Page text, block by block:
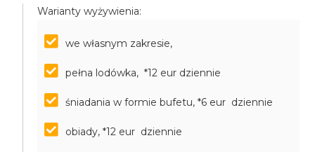
Warianty wyżywienia:
we własnym zakresie,
pełna lodówka, *12 eur dziennie
śniadania w formie bufetu, *6 eur dziennie
obiady, *12 eur dziennie